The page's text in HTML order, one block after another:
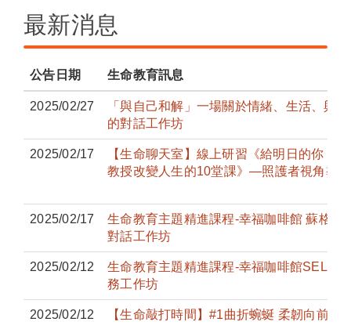
最新消息
公告日期 生命教育訊息
2025/02/27
「與自己和解」一場關於情緒、生活、與
的對話工作坊
2025/02/17
【生命聊天室】線上研習《給明日的你 : 台
教授改變人生的10堂課》—照護者視角導讀
2025/02/17
生命教育主題精進課程-幸福咖啡館 蘇格拉
對話工作坊
2025/02/12
生命教育主題精進課程-幸福咖啡館SEL課
務工作坊
2025/02/12 【生命敲打時間】#1曲折蜿蜒 柔韌向前